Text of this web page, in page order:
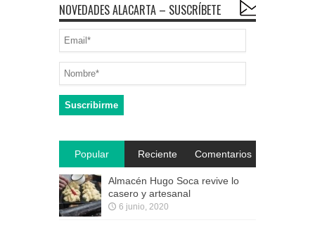
NOVEDADES ALACARTA – SUSCRÍBETE
Popular Reciente Comentarios
Almacén Hugo Soca revive lo
casero y artesanal
6 junio, 2020